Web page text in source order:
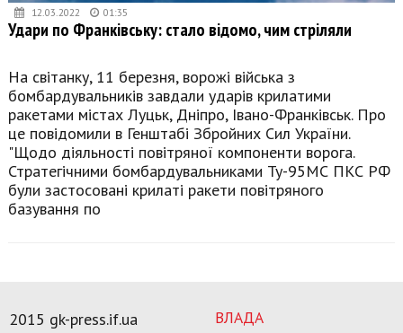
12.03.2022 01:35
Удари по Франківську: стало відомо, чим стріляли
На світанку, 11 березня, ворожі війська з
бомбардувальників завдали ударів крилатими
ракетами містах Луцьк, Дніпро, Івано-Франківськ. Про
це повідомили в Генштабі Збройних Сил України.
"Щодо діяльності повітряної компоненти ворога.
Стратегічними бомбардувальниками Ту-95МС ПКС РФ
були застосовані крилаті ракети повітряного
базування по
ВЛАДА
2015 gk-press.if.ua